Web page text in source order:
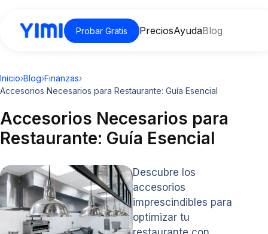
Probar Gratis PreciosAyudaBlog
Inicio›Blog›Finanzas›
Accesorios Necesarios para Restaurante: Guía Esencial
Accesorios Necesarios para
Restaurante: Guía Esencial
Descubre los
accesorios
imprescindibles para
optimizar tu